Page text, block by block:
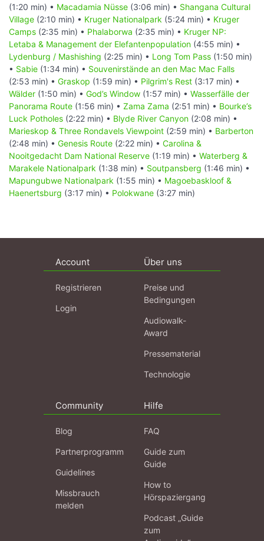
(1:20 min) • Macadamia Nüsse (3:06 min) • Shangana Cultural
Village (2:10 min) • Kruger Nationalpark (5:24 min) • Kruger
Camps (2:35 min) • Phalaborwa (2:35 min) • Kruger NP:
Letaba & Management der Elefantenpopulation (4:55 min) •
Lydenburg / Mashishing (2:25 min) • Long Tom Pass (1:50 min)
• Sabie (1:34 min) • Souvenirstände an den Mac Mac Falls
(2:53 min) • Graskop (1:59 min) • Pilgrim's Rest (3:17 min) •
Wälder (1:50 min) • God’s Window (1:57 min) • Wasserfälle der
Panorama Route (1:56 min) • Zama Zama (2:51 min) • Bourke’s
Luck Potholes (2:22 min) • Blyde River Canyon (2:08 min) •
Marieskop & Three Rondavels Viewpoint (2:59 min) • Barberton
(2:48 min) • Genesis Route (2:22 min) • Carolina &
Nooitgedacht Dam National Reserve (1:19 min) • Waterberg &
Marakele Nationalpark (1:38 min) • Soutpansberg (1:46 min) •
Mapungubwe Nationalpark (1:55 min) • Magoebaskloof &
Haenertsburg (3:17 min) • Polokwane (3:27 min)
Account
Registrieren
Login
Über uns
Preise und
Bedingungen
Audiowalk-
Award
Pressematerial
Technologie
Community
Blog
Partnerprogramm
Guidelines
Missbrauch
melden
Hilfe
FAQ
Guide zum
Guide
How to
Hörspaziergang
Podcast „Guide
zum